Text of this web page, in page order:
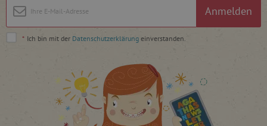
Anmelden
* Ich bin mit der Datenschutzerklärung einverstanden.
_lb_ccc